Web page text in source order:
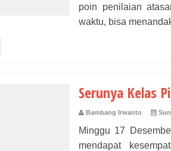
poin penilaian
waktu, bisa
Serunya Kelas
Bambang Irwanto
Minggu 17
mendapat